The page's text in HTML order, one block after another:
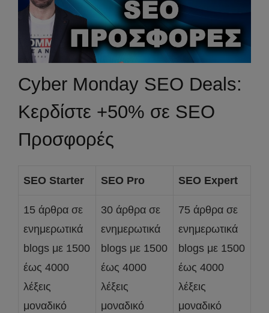
Cyber Monday SEO Deals:
Κερδίστε +50% σε SEO
Προσφορές
SEO Starter SEO Pro SEO Expert
15 άρθρα σε
ενημερωτικά
blogs με 1500
έως 4000
λέξεις
μοναδικό
30 άρθρα σε
ενημερωτικά
blogs με 1500
έως 4000
λέξεις
μοναδικό
75 άρθρα σε
ενημερωτικά
blogs με 1500
έως 4000
λέξεις
μοναδικό